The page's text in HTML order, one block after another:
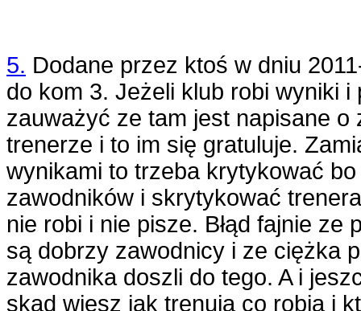
5. Dodane przez ktoś w dniu
do kom 3. Jeżeli klub robi wyniki i
zauważyć ze tam jest napisane o
trenerze i to im się gratuluje.
wynikami to trzeba krytykować
zawodników i skrytykować
nie robi i nie pisze. Błąd fajnie ze
są dobrzy zawodnicy i ze ciężka
zawodnika doszli do tego. A i
skąd wiesz jak trenują co robia i